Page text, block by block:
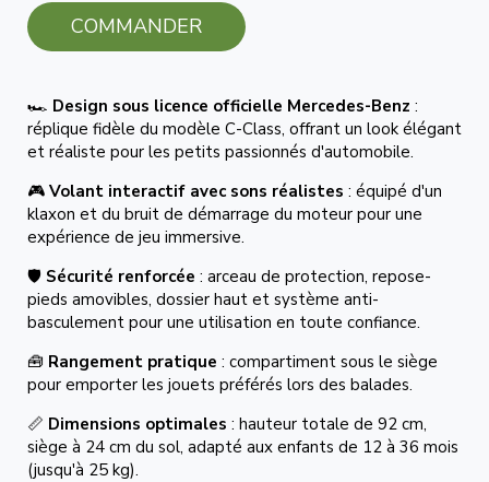
COMMANDER
🏎️ Design sous licence officielle Mercedes-Benz :
réplique fidèle du modèle C-Class, offrant un look élégant
et réaliste pour les petits passionnés d'automobile.
🎮 Volant interactif avec sons réalistes : équipé d'un
klaxon et du bruit de démarrage du moteur pour une
expérience de jeu immersive.
🛡️ Sécurité renforcée : arceau de protection, repose-
pieds amovibles, dossier haut et système anti-
basculement pour une utilisation en toute confiance.
🧰 Rangement pratique : compartiment sous le siège
pour emporter les jouets préférés lors des balades.
📏 Dimensions optimales : hauteur totale de 92 cm,
siège à 24 cm du sol, adapté aux enfants de 12 à 36 mois
(jusqu'à 25 kg).